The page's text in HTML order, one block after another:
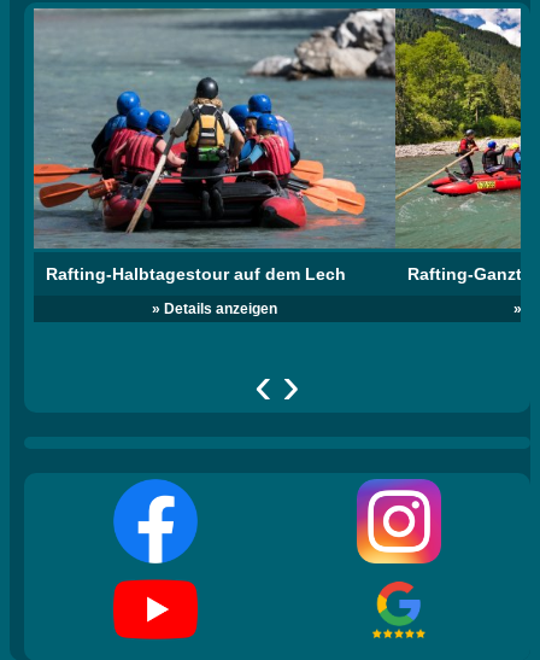
Rafting-Halbtagestour auf dem Lech
» Details anzeigen
Rafting-
»
‹ ›